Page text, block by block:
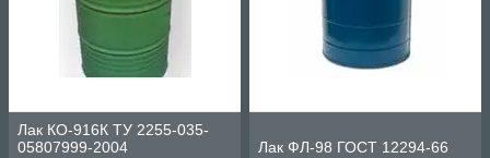
Лак КО-916К ТУ 2255-035-
05807999-2004
Лак ФЛ-98 ГОСТ 12294-66